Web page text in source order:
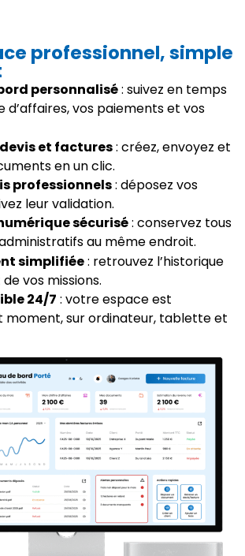
professionnel, simple
personnalisé: suivez en temps
vos paiements et vos
et factures: créez, envoyez et
en un clic.
professionnels: déposez vos
leur validation.
sécurisé: conservez tous
au même endroit.
simplifiée: retrouvez l’historique
vos missions.
24/7 : votre espace est
moment, sur ordinateur, tablette et